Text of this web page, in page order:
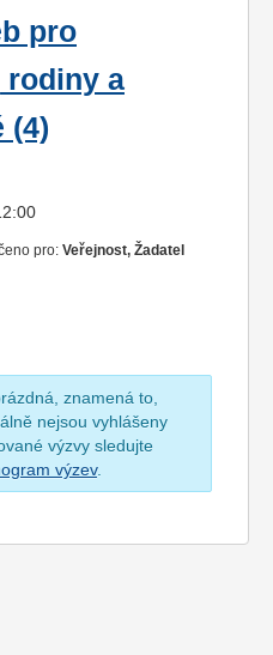
pro
rodiny a
(4)
pro: Veřejnost, Žadatel
znamená to,
nejsou vyhlášeny
výzvy sledujte
výzev.